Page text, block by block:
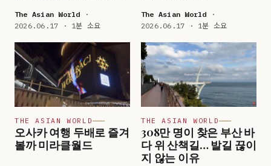
The Asian World ·
2026.06.17 · 1분 소요
The Asian World ·
2026.06.17 · 1분 소요
THE ASIAN WORLD
오사카 여행 두배로 즐겨
볼까 미라클월드
THE ASIAN WORLD
308만 명이 찾은 부산 바
다 위 산책길… 발길 끊이
지 않는 이유